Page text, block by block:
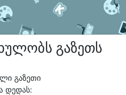
გაზეთს
გაზეთი
დედას: